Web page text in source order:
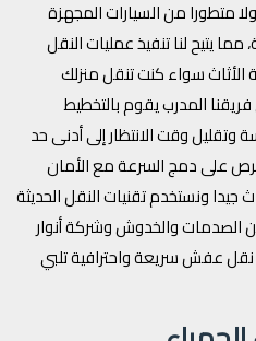
متطورا من السيارات المجهزة
يتيح لنا تنفيذ عمليات النقل
سواء كنت تنقل منزلك
المدرب يقوم بالتخطيط
وقت الانتظار إلى أدنى حد
على دمج السرعة مع الأمان
ونستخدم تقنيات النقل الحديثة
والخدوش وشركة أنوار
عفش سريعة واحترافية تلبي